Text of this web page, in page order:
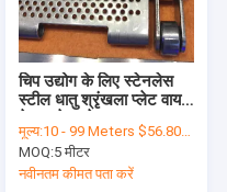
चिप उद्योग के लिए स्टेनलेस
स्टील धातु श्रृंखला प्लेट वायर
मूल्य:10 - 99 Meters $56.80， 100 - 999 Meters $47.60， >=1000 Meters $25.20
MOQ:5 मीटर
नवीनतम कीमत पता करें